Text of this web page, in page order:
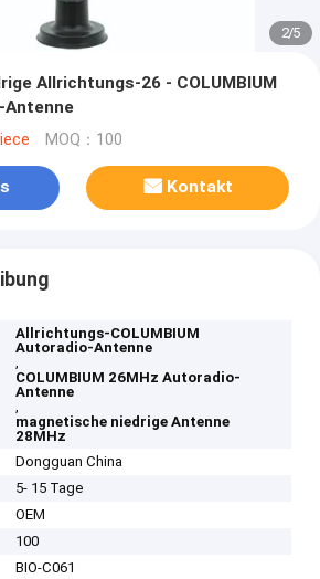
2/5
Allrichtungs-26 - COLUMBIUM
Antenne
MOQ：100
Kontakt
Allrichtungs-COLUMBIUM
Autoradio-Antenne
,
COLUMBIUM 26MHz Autoradio-
Antenne
,
magnetische niedrige Antenne
28MHz
Dongguan China
5- 15 Tage
OEM
100
BIO-C061